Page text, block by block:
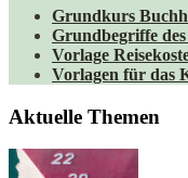
Grundkurs
Grundbegriffe des
Vorlage
Vorlagen für das
Aktuelle Themen